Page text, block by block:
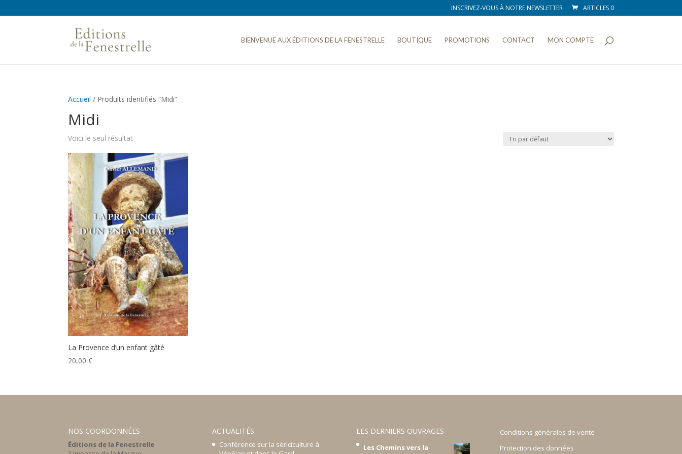
INSCRIVEZ-VOUS À NOTRE NEWSLETTER ARTICLES 0
BIENVENUE AUX ÉDITIONS DE LA FENESTRELLE BOUTIQUE PROMOTIONS CONTACT MON COMPTE
Accueil / Produits identifiés “Midi”
Midi
Voici le seul résultat
La Provence d’un enfant gâté
20,00€
NOS COORDONNÉES
Éditions de la Fenestrelle
ACTUALITÉS
Conférence sur la sériciculture à
LES DERNIERS OUVRAGES
Les Chemins vers la
Conditions générales de vente
Protection des données